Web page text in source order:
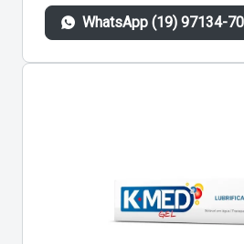
WhatsApp (19) 97134-